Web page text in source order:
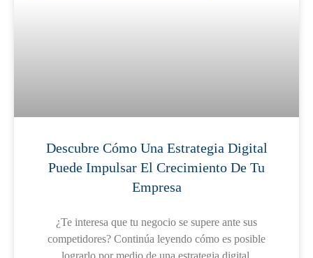
Descubre Cómo Una Estrategia Digital
Puede Impulsar El Crecimiento De Tu
Empresa
¿Te interesa que tu negocio se supere ante sus
competidores? Continúa leyendo cómo es posible
lograrlo por medio de una estrategia digital.